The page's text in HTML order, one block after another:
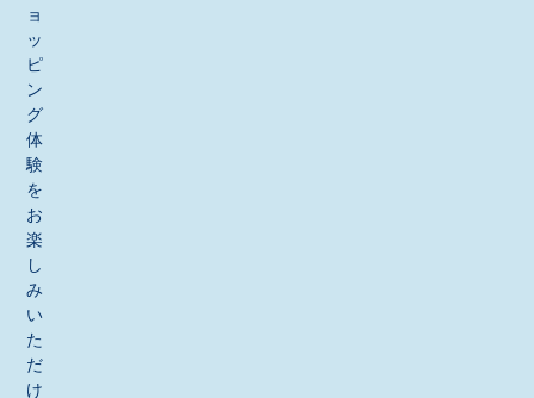
ョ
ッ
ピ
ン
グ
体
験
を
お
楽
し
み
い
た
だ
け